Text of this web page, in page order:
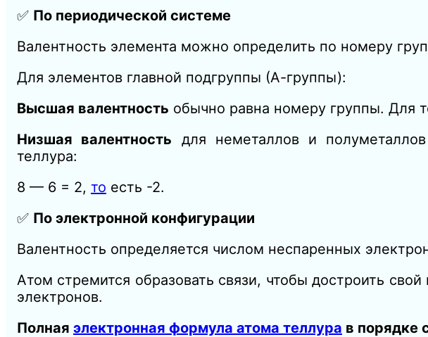
✅ По периодической системе
Валентность элемента можно определить по номеру
Для элементов главной подгруппы (А-группы):
Высшая валентность обычно равна номеру группы. Для
Низшая валентность для неметаллов и
теллура:
8 — 6 = 2, то есть -2.
✅ По электронной конфигурации
Валентность определяется числом неспаренных
Атом стремится образовать связи, чтобы достроить
электронов.
Полная электронная формула атома теллура в порядке